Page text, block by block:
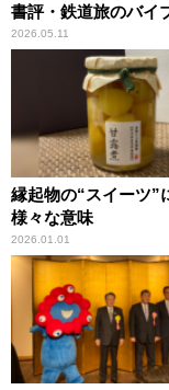
書評・鉄道旅のバイ
2026.05.11
縁起物の“スイーツ”
様々な意味
2026.01.01